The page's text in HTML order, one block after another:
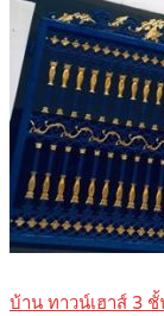
บ้าน ทาวน์เฮาส์ 3